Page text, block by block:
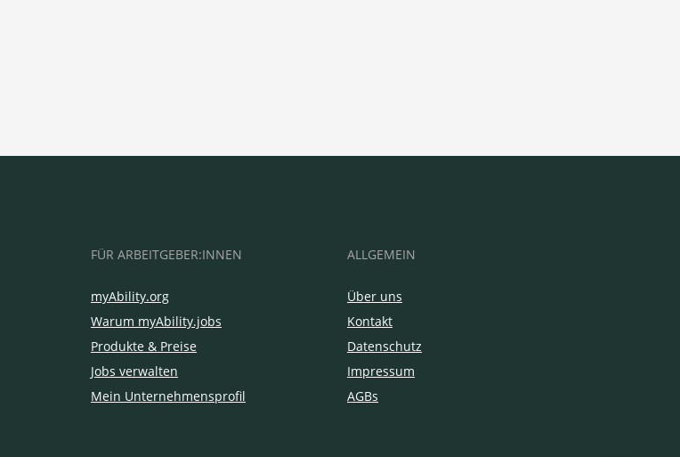
FÜR ARBEITGEBER:INNEN
myAbility.org
Warum myAbility.jobs
Produkte & Preise
Jobs verwalten
Mein Unternehmensprofil
ALLGEMEIN
Über uns
Kontakt
Datenschutz
Impressum
AGBs